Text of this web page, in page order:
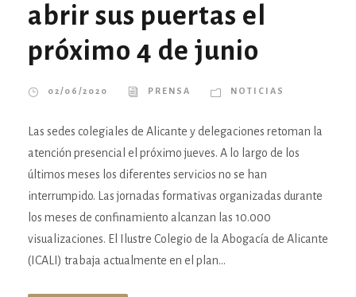
abrir sus puertas el
próximo 4 de junio
02/06/2020 PRENSA NOTICIAS
Las sedes colegiales de Alicante y delegaciones retoman la
atención presencial el próximo jueves. A lo largo de los
últimos meses los diferentes servicios no se han
interrumpido. Las jornadas formativas organizadas durante
los meses de confinamiento alcanzan las 10.000
visualizaciones. El Ilustre Colegio de la Abogacía de Alicante
(ICALI) trabaja actualmente en el plan...